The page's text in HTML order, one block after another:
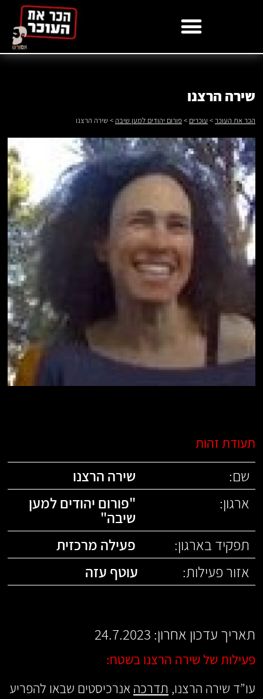
תעודת זהות
שם:
שירה הרצנו
ארגון:
"פורום יהודים למען
שיבה"
תפקיד בארגון:
פעילה מרכזית
אזור פעילות:
עוטף עזה
תאריך עדכון אחרון: 24.7.2023
פעילות של שירה הרצנו בשטח:
עו”ד שירה הרצנו, תדרכה אנרכיסטים שבאו להפריע
שירה הרצנו
הכר את העוכר> עוכרים >פורום יהודים למען שיבה>שירה הרצנו